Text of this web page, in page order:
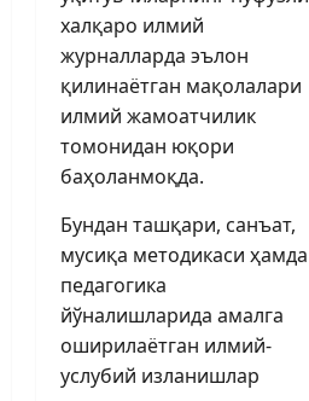
халқаро илмий
журналларда эълон
қилинаётган мақолалари
илмий жамоатчилик
томонидан юқори
баҳоланмоқда.
Бундан ташқари, санъат,
мусиқа методикаси ҳамда
педагогика
йўналишларида амалга
оширилаётган илмий-
услубий изланишлар